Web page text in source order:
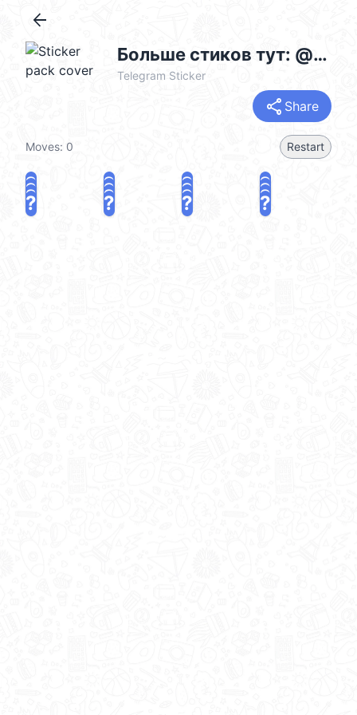
arrow_back
Больше стиков тут: @stikery4
Telegram Sticker
share Share
Moves: 0 Restart
? ? ? ?
? ? ? ?
? ? ? ?
? ? ? ?